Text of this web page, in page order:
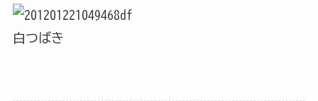
白つばき